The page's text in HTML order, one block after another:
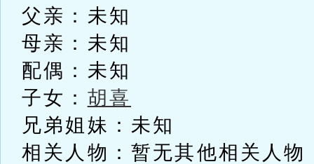
父亲：未知
母亲：未知
配偶：未知
子女： 胡喜
兄弟姐妹：未知
相关人物：暂无其他相关人物